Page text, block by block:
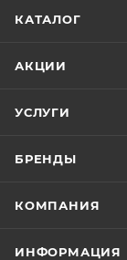
КАТАЛОГ
АКЦИИ
УСЛУГИ
БРЕНДЫ
КОМПАНИЯ
ИНФОРМАЦИЯ